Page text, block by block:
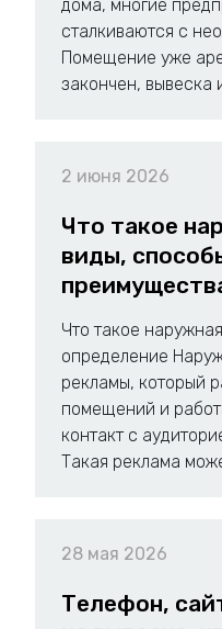
дома, многие
сталкиваются с
Помещение уже
закончен, вывеска
2 июня 2026
Что такое
виды,
Что такое
определение
рекламы, который
помещений и
контакт с
Такая реклама
28 мая 2026
Телефон,